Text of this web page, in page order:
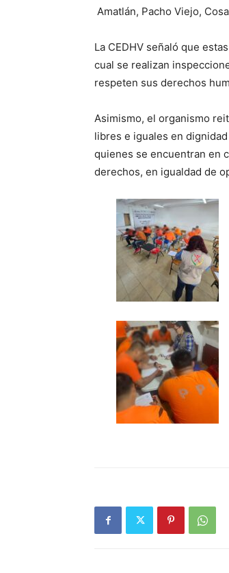
Amatlán, Pacho Viejo,
La CEDHV señaló que
cual se realizan
respeten sus derechos
Asimismo, el organismo
libres e iguales en
quienes se encuentran en
derechos, en igualdad de